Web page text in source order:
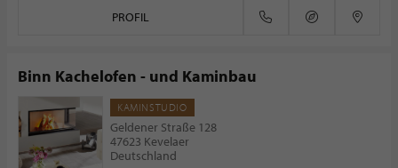
PROFIL
Binn Kachelofen - und Kaminbau
KAMINSTUDIO
Geldener Straße 128
47623 Kevelaer
Deutschland